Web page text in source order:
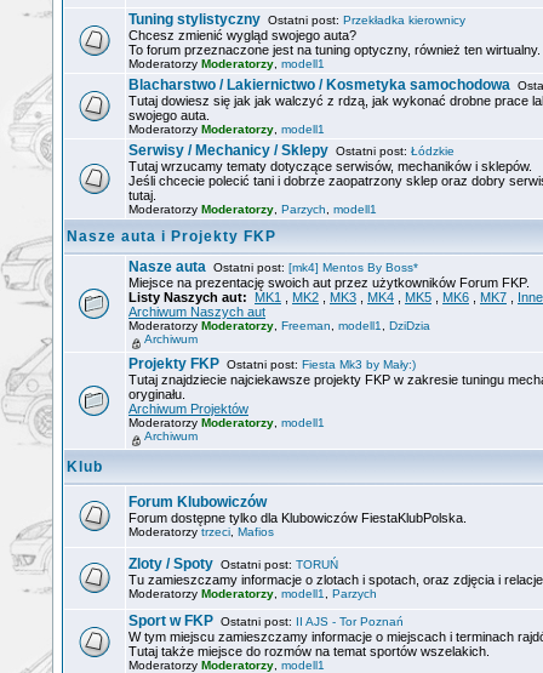
Tuning stylistyczny Ostatni post: Przekładka kierownicy
Chcesz zmienić wygląd swojego auta?
To forum przeznaczone jest na tuning optyczny, również ten wirtualny.
Moderatorzy Moderatorzy modell1
Blacharstwo / Lakiernictwo / Kosmetyka samochodowa
Tutaj dowiesz się jak jak walczyć z rdzą, jak wykonać drobne prace
swojego auta.
Moderatorzy Moderatorzy modell1
Serwisy / Mechanicy / Sklepy Ostatni post: Łódzkie
Tutaj wrzucamy tematy dotyczące serwisów, mechaników i sklepów.
Jeśli chcecie polecić tani i dobrze zaopatrzony sklep oraz dobry
tutaj.
Moderatorzy Moderatorzy Parzych modell1
Nasze auta i Projekty FKP
Nasze auta Ostatni post: [mk4] Mentos By Boss*
Miejsce na prezentację swoich aut przez użytkowników Forum FKP.
Listy Naszych aut:
MK1 MK2 MK3 MK4 MK5 MK6 MK7
Inne
Archiwum Naszych aut
Moderatorzy Moderatorzy Freeman modell1
DziDzia
Archiwum
Projekty FKP Ostatni post: Fiesta Mk3 by Mały:)
Tutaj znajdziecie najciekawsze projekty FKP w zakresie tuningu
oryginału.
Archiwum Projektów
Moderatorzy Moderatorzy modell1
Archiwum
Klub
Forum Klubowiczów
Forum dostępne tylko dla Klubowiczów FiestaKlubPolska.
Moderatorzy trzeci Mafios
Zloty / Spoty Ostatni post: TORUŃ
Tu zamieszczamy informacje o zlotach i spotach, oraz zdjęcia i
Moderatorzy Moderatorzy modell1 Parzych
Sport w FKP Ostatni post: II AJS - Tor Poznań
W tym miejscu zamieszczamy informacje o miejscach i terminach
Tutaj także miejsce do rozmów na temat sportów wszelakich.
Moderatorzy Moderatorzy modell1